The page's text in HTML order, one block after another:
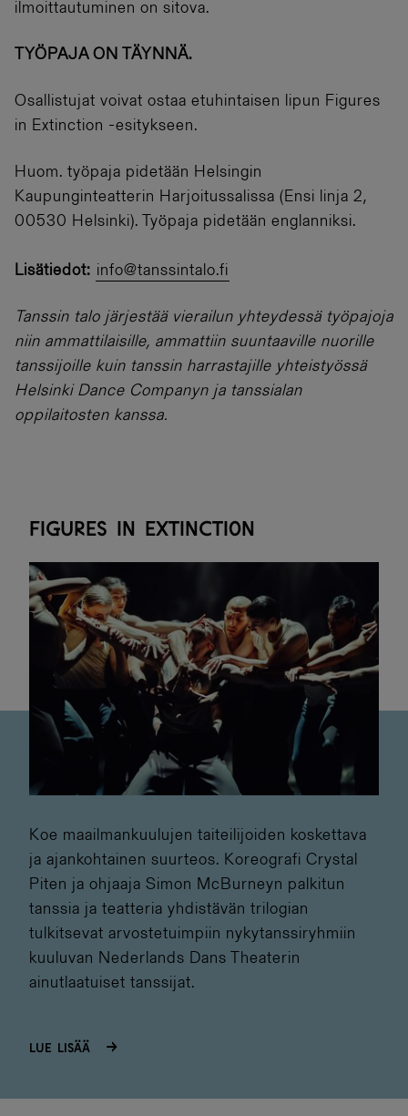
ilmoittautuminen on sitova.
TYÖPAJA ON TÄYNNÄ.
Osallistujat voivat ostaa etuhintaisen lipun Figures
in Extinction -esitykseen.
Huom. työpaja pidetään Helsingin
Kaupunginteatterin Harjoitussalissa (Ensi linja 2,
00530 Helsinki). Työpaja pidetään englanniksi.
Lisätiedot: info@tanssintalo.fi
Tanssin talo järjestää vierailun yhteydessä työpajoja
niin ammattilaisille, ammattiin suuntaaville nuorille
tanssijoille kuin tanssin harrastajille yhteistyössä
Helsinki Dance Companyn ja tanssialan
oppilaitosten kanssa.
Figures in Extinction
Koe maailmankuulujen taiteilijoiden koskettava
ja ajankohtainen suurteos. Koreografi Crystal
Piten ja ohjaaja Simon McBurneyn palkitun
tanssia ja teatteria yhdistävän trilogian
tulkitsevat arvostetuimpiin nykytanssiryhmiin
kuuluvan Nederlands Dans Theaterin
ainutlaatuiset tanssijat.
Lue lisää